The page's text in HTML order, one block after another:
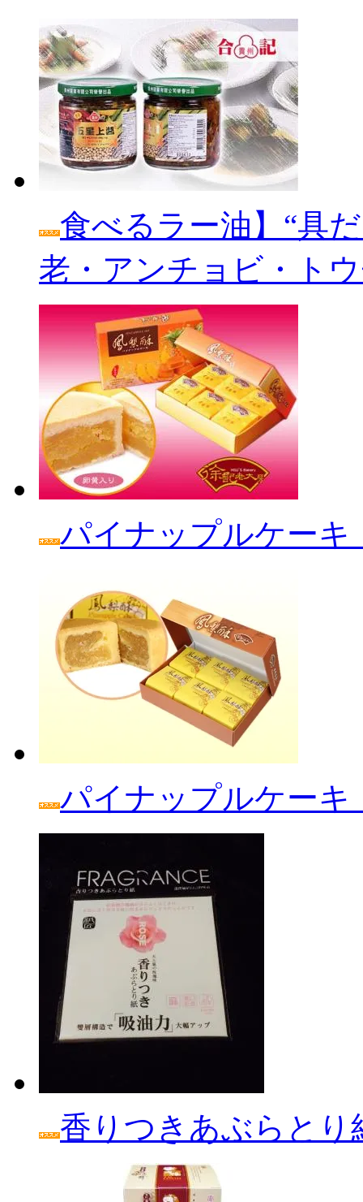
食べるラー油】“具
老・アンチョビ・ト
パイナップルケーキ
パイナップルケーキ
香りつきあぶらとり